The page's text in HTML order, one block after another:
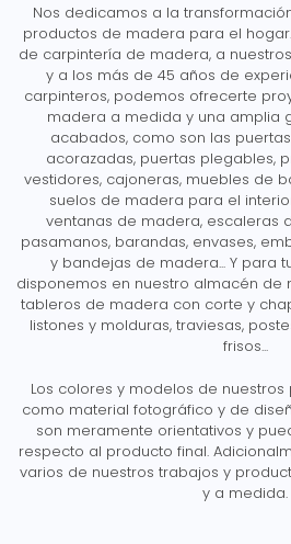
Nos dedicamos a la
productos de madera para el
de carpintería de madera, a
y a los más de 45 años de
carpinteros, podemos ofrecerte
madera a medida y una amplia
acabados, como son las
acorazadas, puertas plegables,
vestidores, cajoneras, muebles de
suelos de madera para el
ventanas de madera, escaleras
pasamanos, barandas, envases,
y bandejas de madera... Y para
disponemos en nuestro almacén de
tableros de madera con corte y
listones y molduras, traviesas,
frisos...
Los colores y modelos de
como material fotográfico y de
son meramente orientativos y
respecto al producto final.
varios de nuestros trabajos y
y a medida.